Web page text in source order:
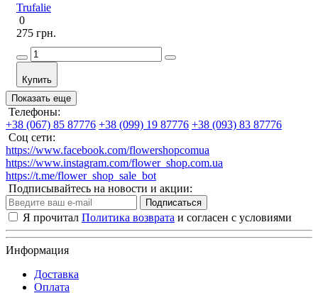
Trufalie
0
275 грн.
Купить
Показать еще
Телефоны:
+38 (067) 85 87776 +38 (099) 19 87776 +38 (093) 83 87776
Соц сети:
https://www.facebook.com/flowershopcomua
https://www.instagram.com/flower_shop.com.ua
https://t.me/flower_shop_sale_bot
Подписывайтесь на новости и акции:
Подписаться
Я прочитал Политика возврата и согласен с условиями
Информация
Доставка
Оплата